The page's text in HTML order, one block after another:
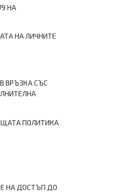
НА
НА ЛИЧНИТЕ
ВРЪЗКА СЪС
ПОЛИТИКА
НА ДОСТЪП ДО